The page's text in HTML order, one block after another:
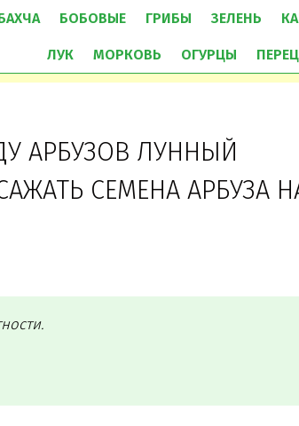
БОБОВЫЕ ГРИБЫ ЗЕЛЕНЬ
ЛУК МОРКОВЬ ОГУРЦЫ ПЕРЕЦ
АРБУЗОВ ЛУННЫЙ
СЕМЕНА АРБУЗА